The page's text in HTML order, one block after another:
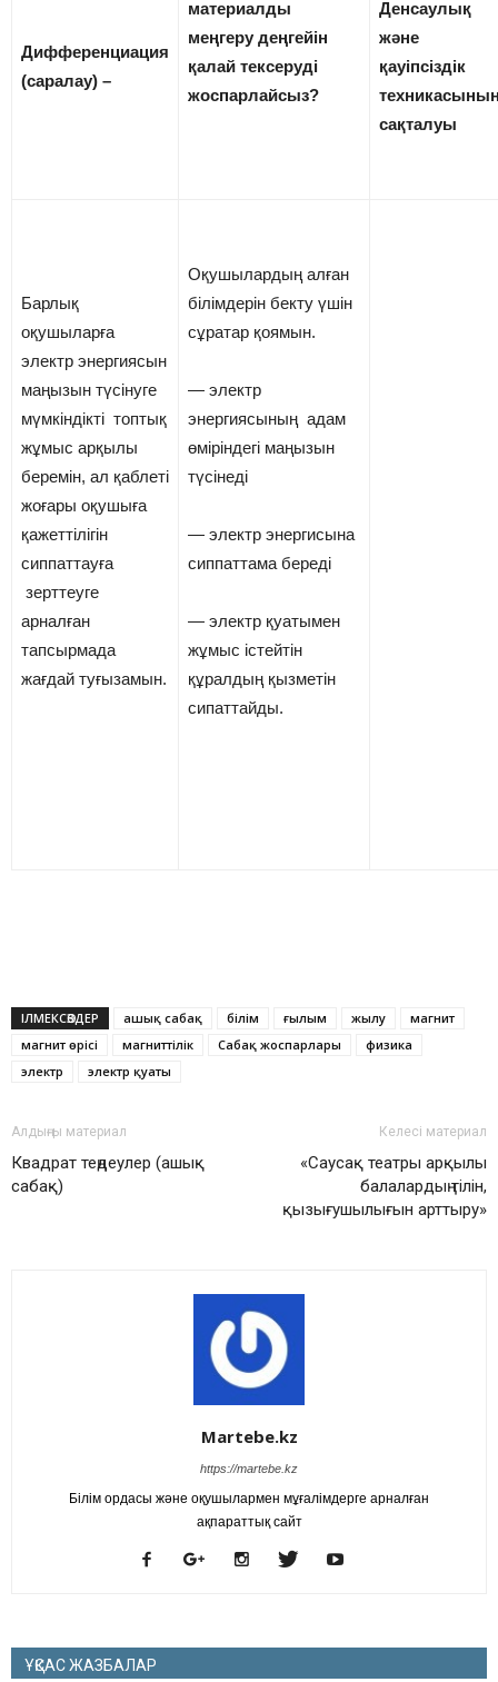
Дифференциация
(саралау) –
материалды
меңгеру деңгейін
қалай тексеруді
жоспарлайсыз?
Денсаулық
және
қауіпсіздік
сақталуы
Барлық
оқушыларға
электр энергиясын
маңызын түсінуге
мүмкіндікті топтық
жұмыс арқылы
беремін, ал қаблеті
жоғары оқушыға
қажеттілігін
сиппаттауға
зерттеуге
арналған
тапсырмада
жағдай туғызамын.
Оқушылардың алған
білімдерін бекту үшін
сұратар қоямын.
— электр
энергиясының адам
өміріндегі маңызын
түсінеді
— электр энергисына
сиппаттама береді
— электр қуатымен
жұмыс істейтін
құралдың қызметін
сипаттайды.
ІЛМЕКСӨЗДЕР ашық сабақ білім ғылым жылу
магнит
магнит өрісі
магниттілік Сабақ жоспарлары
физика
электр
электр қуаты
Алдыңғы материал
Квадрат теңдеулер (ашық
сабақ)
Келесі материал
«Саусақ театры арқылы
балалардың тілін,
қызығушылығын арттыру»
Martebe.kz
https://martebe.kz
Білім ордасы және оқушылармен мұғалімдерге арналған
ақпараттық сайт
ҰҚСАС ЖАЗБАЛАР